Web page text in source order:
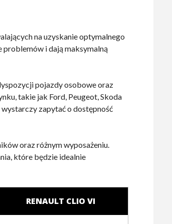
na uzyskanie optymalnego
i dają maksymalną
pojazdy osobowe oraz
takie jak Ford, Peugeot, Skoda
zapytać o dostępność
oraz różnym wyposażeniu.
które będzie idealnie
RENAULT CLIO VI